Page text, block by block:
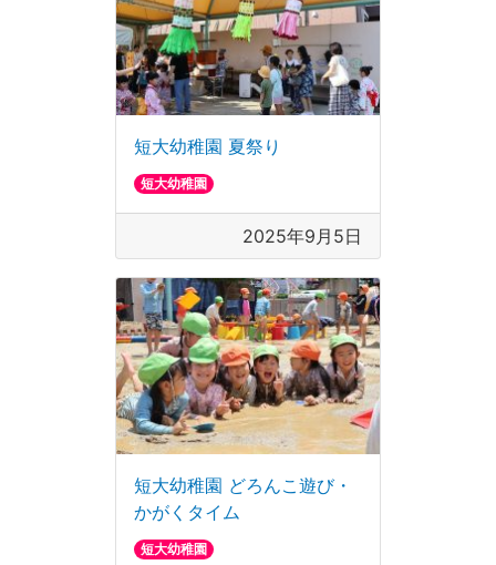
短大幼稚園 夏祭り
短大幼稚園
2025年9月5日
短大幼稚園 どろんこ遊び・
かがくタイム
短大幼稚園